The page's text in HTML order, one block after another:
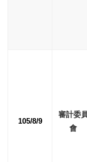
105/8/9
審計委
會